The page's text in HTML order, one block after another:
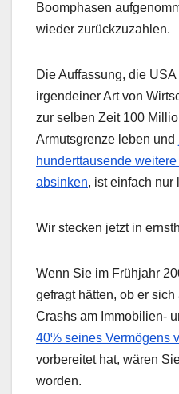
Boomphasen
wieder zurückzuzahlen.
Die Auffassung, die
irgendeiner Art von
zur selben Zeit 100
Armutsgrenze leben und
hunderttausende
absinken, ist einfach nur
Wir stecken jetzt in
Wenn Sie im Frühjahr
gefragt hätten, ob er
Crashs am Immobilien-
40% seines Vermögens
vorbereitet hat, wären
worden.